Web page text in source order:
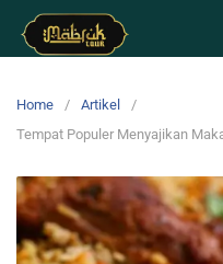
Home
Artikel
Tempat Populer Menyajikan